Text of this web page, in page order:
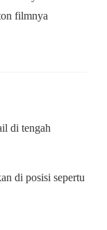
filmnya
di tengah
di posisi sepertu